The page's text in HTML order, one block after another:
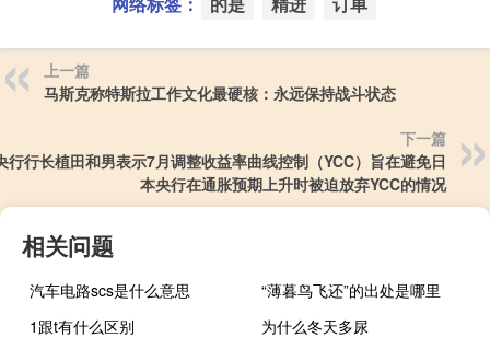
上一篇
马斯克称特斯拉工作文化最硬核：永远保持战斗状态
下一篇
行行长植田和男表示7月调整收益率曲线控制（YCC）旨在避免日
本央行在通胀预期上升时被迫放弃YCC的情况
相关问题
汽车电路scs是什么意思
“薄暮鸟飞还”的出处是哪里
1跟t有什么区别
为什么冬天多尿